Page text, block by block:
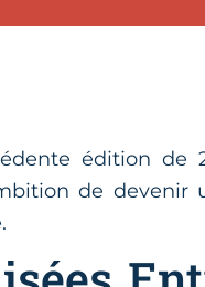
édition de
de devenir